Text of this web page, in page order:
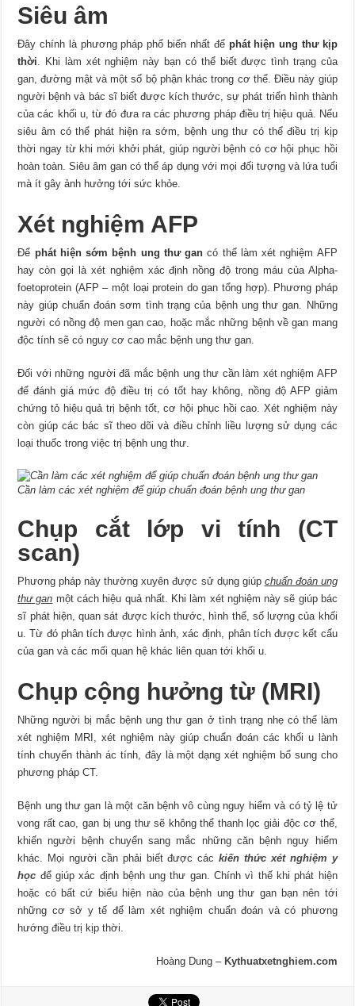
Siêu âm
Đây chính là phương pháp phổ biến nhất để phát hiện ung thư kịp
thời. Khi làm xét nghiệm này bạn có thể biết được tình trạng của
gan, đường mật và một số bộ phận khác trong cơ thể. Điều này giúp
người bệnh và bác sĩ biết được kích thước, sự phát triển hình thành
của các khối u, từ đó đưa ra các phương pháp điều trị hiệu quả. Nếu
siêu âm có thể phát hiện ra sớm, bệnh ung thư có thể điều trị kịp
thời ngay từ khi mới khởi phát, giúp người bệnh có cơ hội phục hồi
hoàn toàn. Siêu âm gan có thể áp dụng với mọi đối tượng và lứa tuổi
mà ít gây ảnh hưởng tới sức khỏe.
Xét nghiệm AFP
Để phát hiện sớm bệnh ung thư gan có thể làm xét nghiệm AFP
hay còn gọi là xét nghiệm xác định nồng độ trong máu của Alpha-
foetoprotein (AFP – một loại protein do gan tổng hợp). Phương pháp
này giúp chuẩn đoán sơm tình trạng của bệnh ung thư gan. Những
người có nồng độ men gan cao, hoặc mắc những bệnh về gan mang
độc tính sẽ có nguy cơ cao mắc bệnh ung thư gan.
Đối với những người đã mắc bệnh ung thư cần làm xét nghiệm AFP
để đánh giá mức độ điều trị có tốt hay không, nồng độ AFP giảm
chứng tỏ hiệu quả trị bệnh tốt, cơ hội phục hồi cao. Xét nghiệm này
còn giúp các bác sĩ theo dõi và điều chỉnh liều lượng sử dụng các
loại thuốc trong việc trị bệnh ung thư.
Cần làm các xét nghiệm để giúp chuẩn đoán bệnh ung thư gan
Chụp cắt lớp vi tính (CT
scan)
Phương pháp này thường xuyên được sử dụng giúp chuẩn đoán ung
thư gan một cách hiệu quả nhất. Khi làm xét nghiệm này sẽ giúp bác
sĩ phát hiện, quan sát được kích thước, hình thể, số lượng của khối
u. Từ đó phân tích được hình ảnh, xác định, phân tích được kết cấu
của gan và các mối quan hệ khác liên quan tới khối u.
Chụp cộng hưởng từ (MRI)
Những người bị mắc bệnh ung thư gan ở tình trạng nhẹ có thể làm
xét nghiệm MRI, xét nghiệm này giúp chuẩn đoán các khối u lành
tính chuyển thành ác tính, đây là một dạng xét nghiệm bổ sung cho
phương pháp CT.
Bệnh ung thư gan là một căn bệnh vô cùng nguy hiểm và có tỷ lệ tử
vong rất cao, gan bị ung thư sẽ không thể thanh lọc giải độc cơ thể,
khiến người bệnh chuyển sang mắc những căn bệnh nguy hiểm
khác. Mọi người cần phải biết được cáckiến thức xét nghiệm y
học để giúp xác định bệnh ung thư gan. Chính vì thế khi phát hiện
hoặc có bất cứ biểu hiện nào của bệnh ung thư gan bạn nên tới
những cơ sở y tế để làm xét nghiệm chuẩn đoán và có phương
hướng điều trị kịp thời.
Hoàng Dung – Kythuatxetnghiem.com